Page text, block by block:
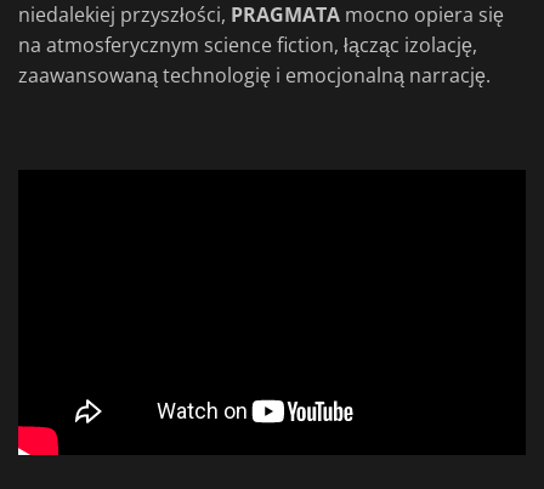
niedalekiej przyszłości, PRAGMATA mocno opiera się
na atmosferycznym science fiction, łącząc izolację,
zaawansowaną technologię i emocjonalną narrację.